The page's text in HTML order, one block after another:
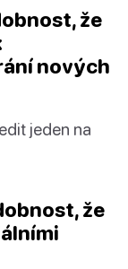
že
nových
jeden na
že